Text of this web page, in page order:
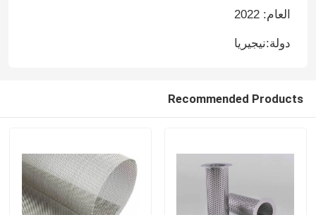
العام: 2022
دولة:نيجيريا
Recommended Products